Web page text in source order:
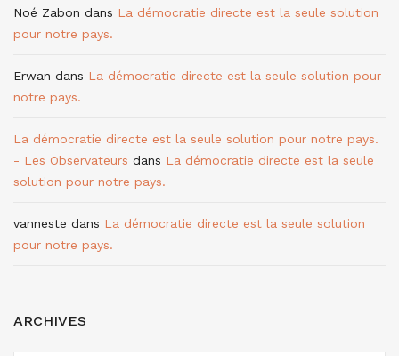
Noé Zabon dans La démocratie directe est la seule solution
pour notre pays.
Erwan dans La démocratie directe est la seule solution pour
notre pays.
La démocratie directe est la seule solution pour notre pays.
- Les Observateurs dans La démocratie directe est la seule
solution pour notre pays.
vanneste dans La démocratie directe est la seule solution
pour notre pays.
ARCHIVES